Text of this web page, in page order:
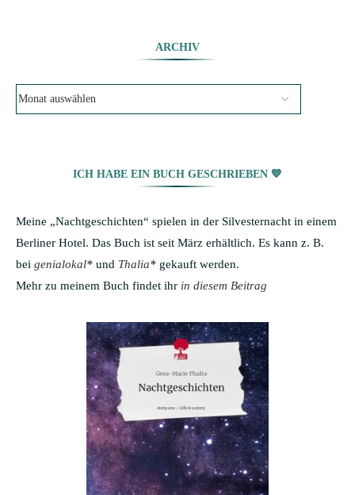
ARCHIV
ICH HABE EIN BUCH GESCHRIEBEN 💙
Meine „Nachtgeschichten“ spielen in der Silvesternacht in einem
Berliner Hotel. Das Buch ist seit März erhältlich. Es kann z. B.
bei genialokal* und Thalia* gekauft werden.
Mehr zu meinem Buch findet ihr in diesem Beitrag